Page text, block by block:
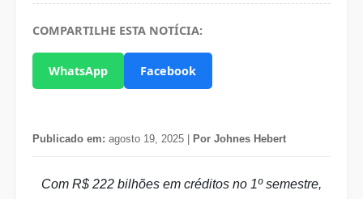
COMPARTILHE ESTA NOTÍCIA:
WhatsApp Facebook
Publicado em: agosto 19, 2025 | Por Johnes Hebert
Com R$ 222 bilhões em créditos no 1º semestre,